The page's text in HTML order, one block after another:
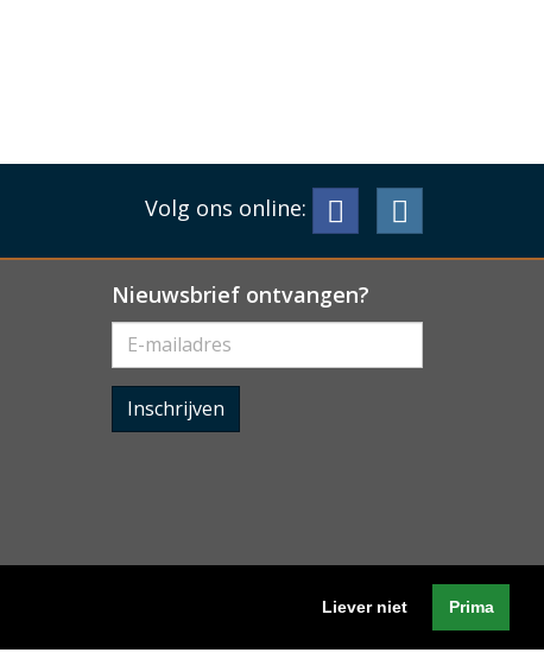
Liever niet Prima
Volg ons online:
Nieuwsbrief ontvangen?
Inschrijven
Privacyverklaring